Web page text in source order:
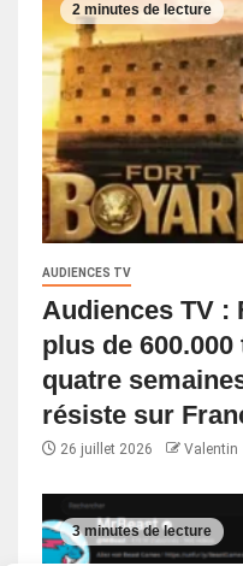
2 minutes de lecture
AUDIENCES TV
Audiences TV :
plus de
quatre
résiste sur
26 juillet 2026 Valentin
3 minutes de lecture